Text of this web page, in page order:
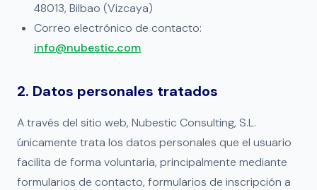
48013, Bilbao (Vizcaya)
Correo electrónico de contacto:
info@nubestic.com
2. Datos personales tratados
A través del sitio web, Nubestic Consulting, S.L.
únicamente trata los datos personales que el usuario
facilita de forma voluntaria, principalmente mediante
formularios de contacto, formularios de inscripción a